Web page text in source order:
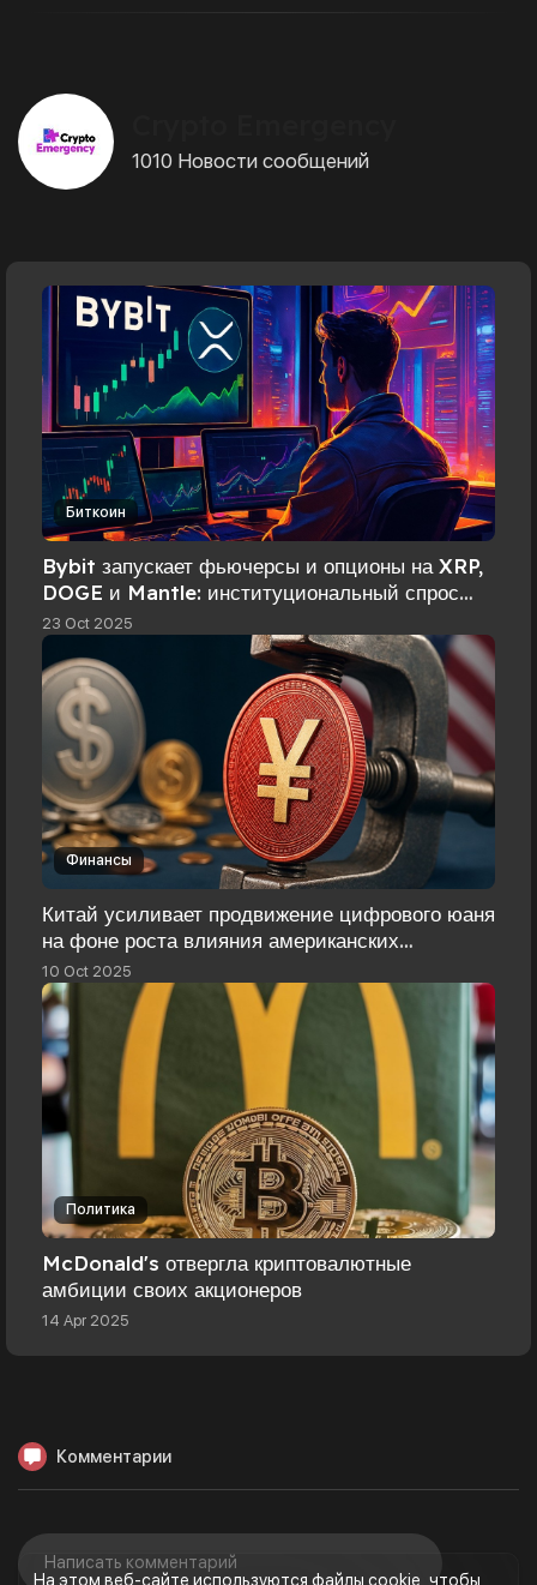
На этом веб-сайте используются файлы cookie, чтобы
1010 Новости сообщений
Биткоин
Bybit запускает фьючерсы и опционы на XRP,
DOGE и Mantle: институциональный спрос
стимулирует расширение деривативов
23 Oct 2025
Финансы
Китай усиливает продвижение цифрового юаня
на фоне роста влияния американских
стейблкоинов
10 Oct 2025
Политика
McDonald's отвергла криптовалютные
амбиции своих акционеров
14 Apr 2025
Комментарии